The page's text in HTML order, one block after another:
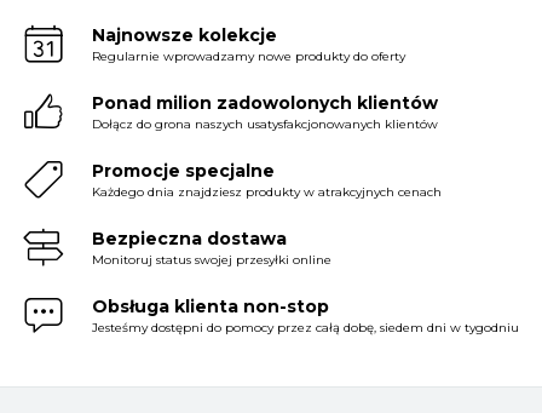
Najnowsze kolekcje
Regularnie wprowadzamy nowe produkty do oferty
Ponad milion zadowolonych klientów
Dołącz do grona naszych usatysfakcjonowanych klientów
Promocje specjalne
Każdego dnia znajdziesz produkty w atrakcyjnych cenach
Bezpieczna dostawa
Monitoruj status swojej przesyłki online
Obsługa klienta non-stop
Jesteśmy dostępni do pomocy przez całą dobę, siedem dni w tygodniu